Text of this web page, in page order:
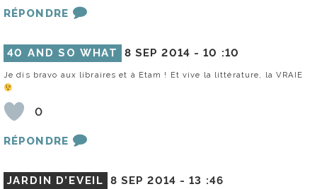
RÉPONDRE
40 AND SO WHAT 8 SEP 2014 -10 :10
Je dis bravo aux libraires et à Etam ! Et vive la littérature, la VRAIE
0
RÉPONDRE
JARDIN D’EVEIL 8 SEP 2014 -13 :46